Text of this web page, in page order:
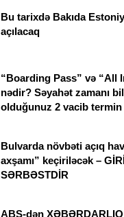
Bu tarixdə Bakıda
açılacaq
“Boarding Pass” və “All
nədir? Səyahət zamanı
olduğunuz 2 vacib termin
Bulvarda növbəti açıq
axşamı” keçiriləcək –
SƏRBƏSTDİR
ABŞ-dən